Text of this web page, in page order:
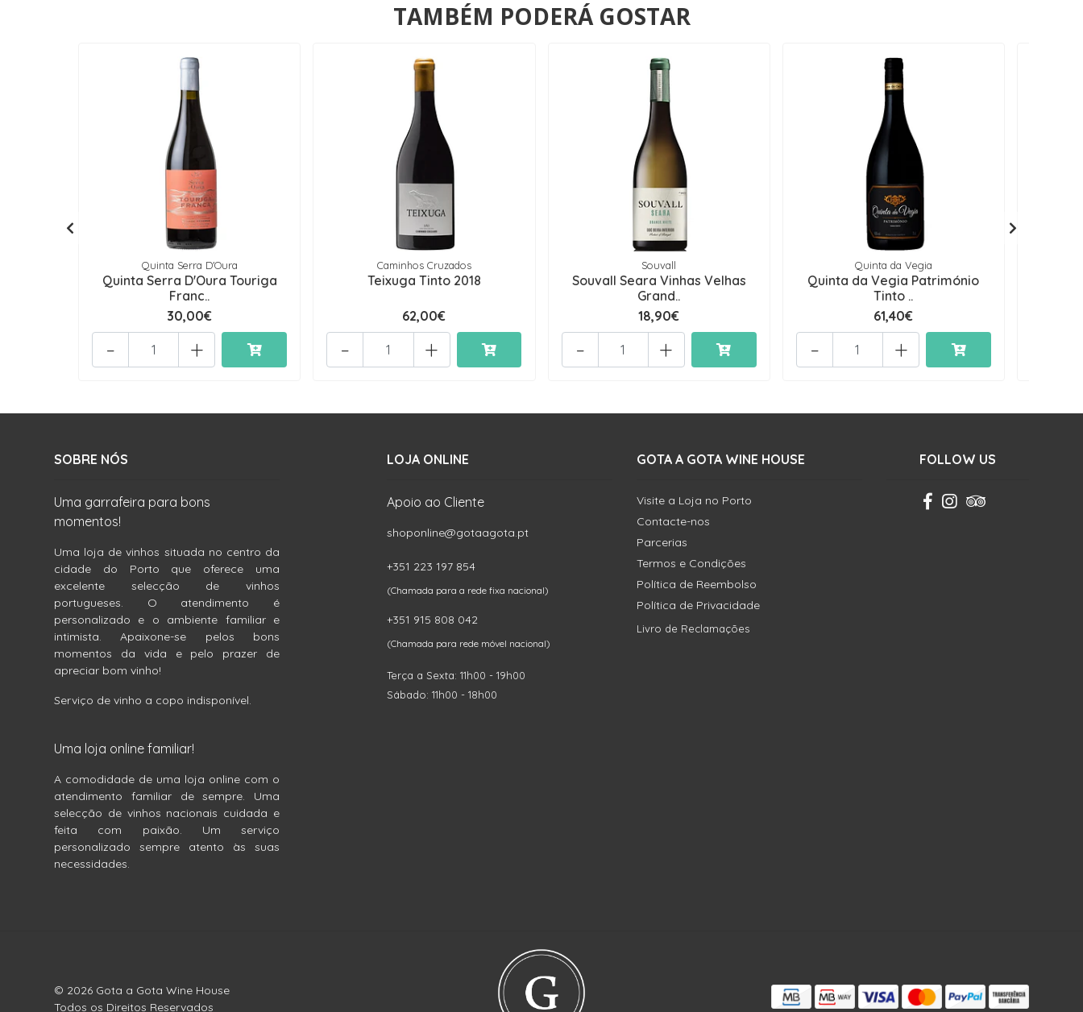
TAMBÉM PODERÁ GOSTAR
Quinta Serra D'Oura
Quinta Serra D'Oura Touriga
Franc..
30,00€
+
-
Caminhos Cruzados
Teixuga Tinto 2018
62,00€
+
-
Souvall
Souvall Seara Vinhas Velhas
Grand..
18,90€
+
-
Quinta da Vegia
Quinta da Vegia Património
Tinto ..
61,40€
+
-
SOBRE NÓS
Uma garrafeira para bons
momentos!
Uma loja de vinhos situada no centro da
cidade do Porto que oferece uma
excelente selecção de vinhos
portugueses. O atendimento é
personalizado e o ambiente familiar e
intimista. Apaixone-se pelos bons
momentos da vida e pelo prazer de
apreciar bom vinho!
Serviço de vinho a copo indisponível.
Uma loja online familiar!
A comodidade de uma loja online com o
atendimento familiar de sempre. Uma
selecção de vinhos nacionais cuidada e
feita com paixão. Um serviço
personalizado sempre atento às suas
necessidades.
LOJA ONLINE
Apoio ao Cliente
shoponline@gotaagota.pt
+351 223 197 854
(Chamada para a rede fixa nacional)
+351 915 808 042
(Chamada para rede móvel nacional)
Terça a Sexta: 11h00 - 19h00
Sábado: 11h00 - 18h00
GOTA A GOTA WINE HOUSE
Visite a Loja no Porto
Contacte-nos
Parcerias
Termos e Condições
Política de Reembolso
Política de Privacidade
Livro de Reclamações
FOLLOW US
© 2026 Gota a Gota Wine House
Todos os Direitos Reservados